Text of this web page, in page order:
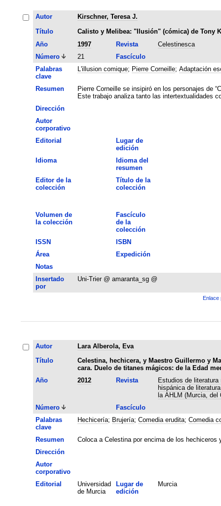
Autor
Kirschner, Teresa J.
Título
Calisto y Melibea: "Ilusión" (cómica) de Tony
Año
1997 Revista
Celestinesca
Número
21
Fascículo
Palabras
clave
L'illusion comique; Pierre Corneille; Adaptación
Resumen
Pierre Corneille se insipiró en los personajes de
Este trabajo analiza tanto las intertextualidades
Dirección
Autor
corporativo
Editorial
Lugar de
edición
Idioma
Idioma del
resumen
Editor de la
colección
Título de la
colección
Volumen de
la colección
Fascículo
de la
colección
ISSN
ISBN
Área
Expedición
Notas
Insertado
por
Uni-Trier @ amaranta_sg @
Enlace
Autor
Lara Alberola, Eva
Título
Celestina, hechicera, y Maestro Guillermo y
cara. Duelo de titanes mágicos: de la Edad
Año
2012 Revista
Estudios de
hispánica de
la AHLM (Murcia,
Número
Fascículo
Palabras
clave
Hechicería; Brujería; Comedia erudita; Comedia
Resumen
Coloca a Celestina por encima de los
Dirección
Autor
corporativo
Editorial
Universidad
de Murcia
Lugar de
edición
Murcia